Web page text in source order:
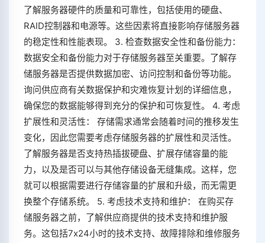
了解服务器硬件的质量和可靠性，包括使用的硬盘、
RAID控制器和电源等。这些因素将直接影响存储服务器
的稳定性和性能表现。 3. 检查数据安全性和备份能力：
数据安全和备份能力对于存储服务器至关重要。了解存
储服务器是否提供数据加密、访问控制和备份等功能。
询问供应商有关数据保护和灾难恢复计划的详细信息，
确保您的数据能够得到充分的保护和可恢复性。 4. 考虑
扩展性和灵活性： 存储需求通常会随着时间的推移发生
变化，因此您需要考虑存储服务器的扩展性和灵活性。
了解服务器是否支持热插拔硬盘、扩展存储容量的能
力，以及是否可以与其他存储设备无缝集成。这样，您
就可以根据需要进行存储容量的扩展和升级，而无需更
换整个存储系统。 5. 考虑技术支持和维护： 在购买存
储服务器之前，了解供应商提供的技术支持和维护服
务。这包括7x24小时的技术支持、故障排除和维修服务